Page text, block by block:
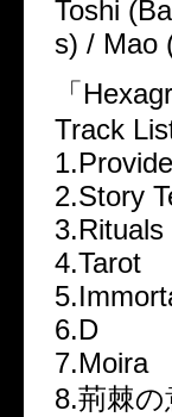
Toshi
s) / Mao
「
Track
2.Story
4.Tarot
6.D
7.Moira
8.荊棘の